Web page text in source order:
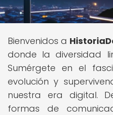
Bienvenidos a
donde la diversidad
Sumérgete en el
evolución y
nuestra era digital.
formas de